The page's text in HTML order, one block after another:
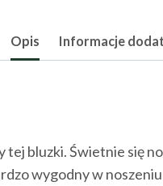
Opis Informacje
bluzki. Świetnie się
wygodny w